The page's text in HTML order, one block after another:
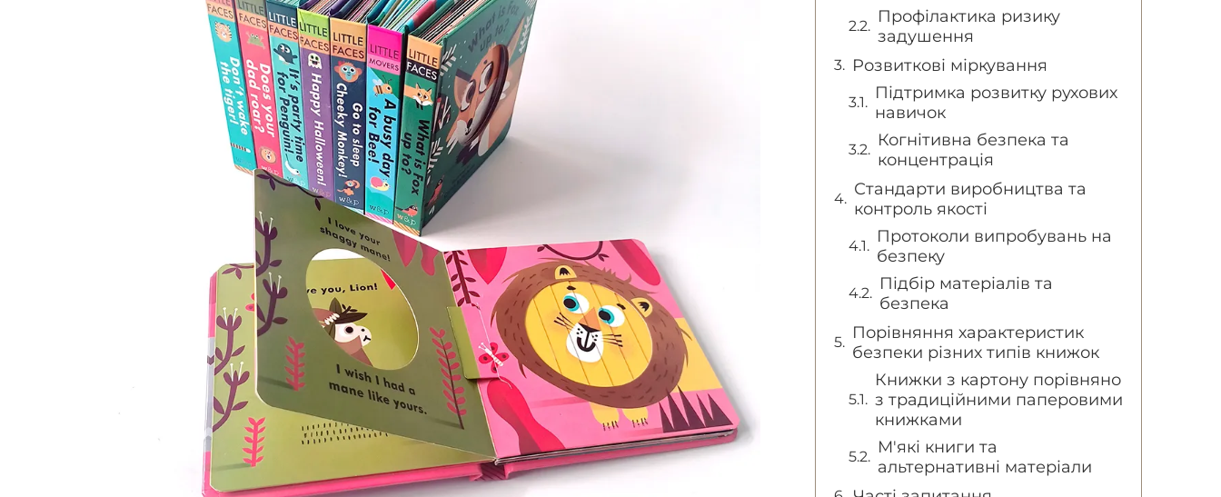
Профілактика ризику
задушення
Розвиткові міркування
Підтримка розвитку рухових
навичок
Когнітивна безпека та
концентрація
Стандарти виробництва та
контроль якості
Протоколи випробувань на
безпеку
Підбір матеріалів та
безпека
Порівняння характеристик
безпеки різних типів книжок
Книжки з картону порівняно
з традиційними паперовими
книжками
М'які книги та
альтернативні матеріали